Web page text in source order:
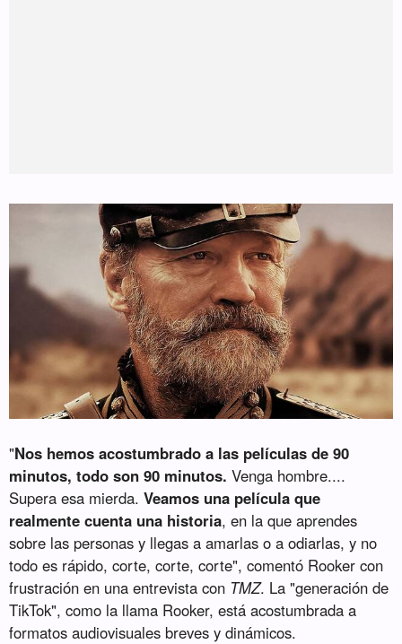
"Nos hemos acostumbrado a las películas de 90
minutos, todo son 90 minutos. Venga hombre....
Supera esa mierda.Veamos una película que
realmente cuenta una historia, en la que aprendes
sobre las personas y llegas a amarlas o a odiarlas, y no
todo es rápido, corte, corte, corte", comentó Rooker con
frustración en una entrevista con TMZ. La "generación de
TikTok", como la llama Rooker, está acostumbrada a
formatos audiovisuales breves y dinámicos.